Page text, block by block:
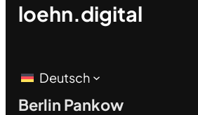
loehn.digital
Deutsch
Berlin Pankow